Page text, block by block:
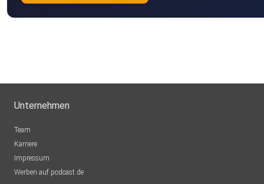
Unternehmen
Team
Karriere
Impressum
Werben auf podcast.de